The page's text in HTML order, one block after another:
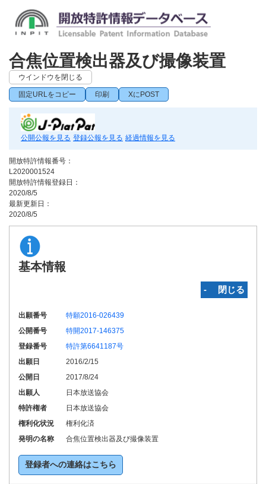
合焦位置検出器及び撮像装置
ウインドウを閉じる
固定URLをコピー 印刷 XにPOST
公開公報を見る 登録公報を見る 経過情報を見る
開放特許情報番号：
L2020001524
開放特許情報登録日：
2020/8/5
最新更新日：
2020/8/5
基本情報
‐ 閉じる
出願番号
特願2016-026439
公開番号
特開2017-146375
登録番号
特許第6641187号
出願日
2016/2/15
公開日
2017/8/24
出願人
日本放送協会
特許権者
日本放送協会
権利化状況
権利化済
発明の名称
合焦位置検出器及び撮像装置
登録者への連絡はこちら